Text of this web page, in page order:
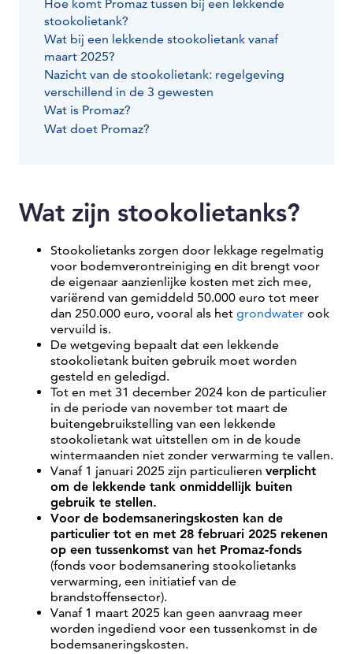
Hoe komt Promaz tussen bij een lekkende
stookolietank?
Wat bij een lekkende stookolietank vanaf
maart 2025?
Nazicht van de stookolietank: regelgeving
verschillend in de 3 gewesten
Wat is Promaz?
Wat doet Promaz?
Wat zijn stookolietanks?
Stookolietanks zorgen door lekkage regelmatig
voor bodemverontreiniging en dit brengt voor
de eigenaar aanzienlijke kosten met zich mee,
variërend van gemiddeld 50.000 euro tot meer
dan 250.000 euro, vooral als het grondwater ook
vervuild is.
De wetgeving bepaalt dat een lekkende
stookolietank buiten gebruik moet worden
gesteld en geledigd.
Tot en met 31 december 2024 kon de particulier
in de periode van november tot maart de
buitengebruikstelling van een lekkende
stookolietank wat uitstellen om in de koude
wintermaanden niet zonder verwarming te vallen.
Vanaf 1 januari 2025 zijn particulieren verplicht
om de lekkende tank onmiddellijk buiten
gebruik te stellen.
Voor de bodemsaneringskosten kan de
particulier tot en met 28 februari 2025 rekenen
op een tussenkomst van het Promaz-fonds
(fonds voor bodemsanering stookolietanks
verwarming, een initiatief van de
brandstoffensector).
Vanaf 1 maart 2025 kan geen aanvraag meer
worden ingediend voor een tussenkomst in de
bodemsaneringskosten.